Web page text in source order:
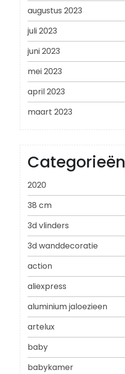
augustus 2023
juli 2023
juni 2023
mei 2023
april 2023
maart 2023
Categorieën
2020
38 cm
3d vlinders
3d wanddecoratie
action
aliexpress
aluminium jaloezieen
artelux
baby
babykamer